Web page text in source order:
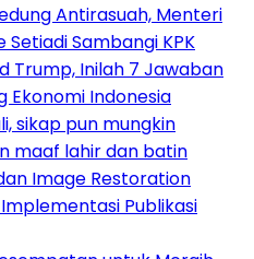
Antirasuah, Menteri
Setiadi Sambangi KPK
Trump, Inilah 7 Jawaban
Ekonomi Indonesia
sikap pun mungkin
maaf lahir dan batin
Image Restoration
Publikasi